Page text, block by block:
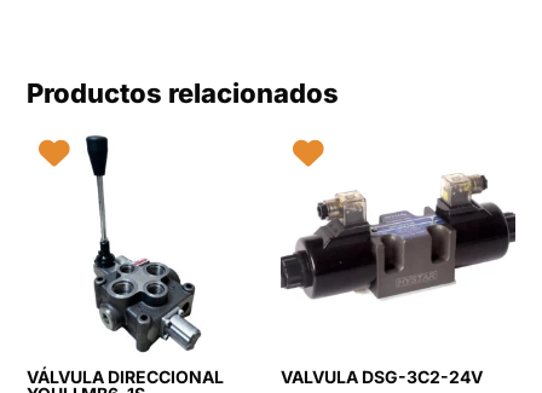
Productos relacionados
VÁLVULA DIRECCIONAL
VALVULA DSG-3C2-24V